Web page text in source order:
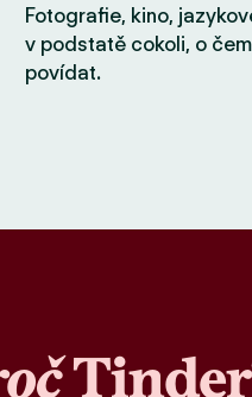
Fotografie, kino,
v podstatě cokoli, o
povídat.